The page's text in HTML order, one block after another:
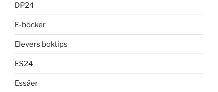
DP24
E-böcker
Elevers boktips
ES24
Essäer